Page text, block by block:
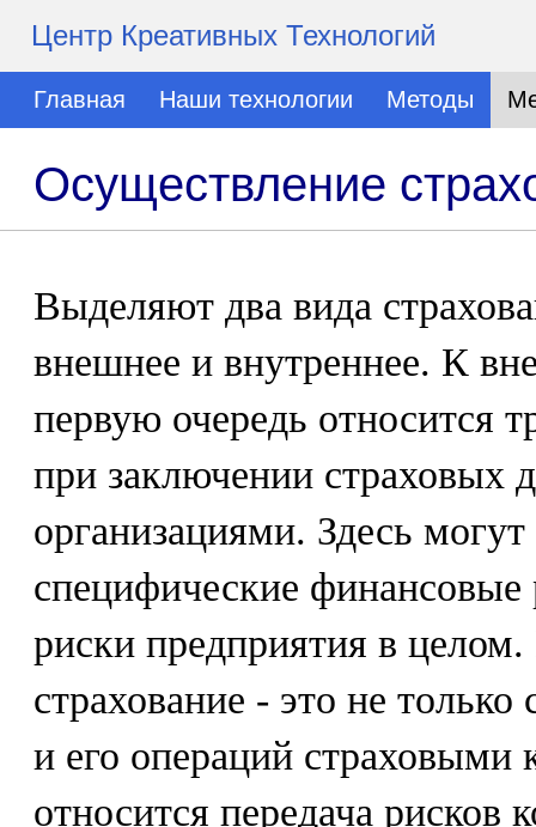
Центр Креативных Технологий
Главная Наши технологии Методы
Осуществление
Выделяют два вида
внешнее и внутреннее. К
первую очередь относится
при заключении страховых
организациями. Здесь
специфические
риски предприятия в
страхование - это не только
и его операций
относится передача рисков